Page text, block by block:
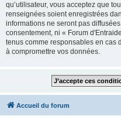
qu’utilisateur, vous acceptez que
renseignées soient enregistrées
informations ne seront pas
consentement, ni « Forum
tenus comme responsables en cas
à compromettre vos données.
Accueil du forum